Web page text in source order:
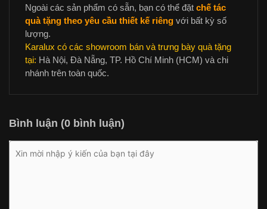
Ngoài các sản phẩm có sẵn, bạn có thể đặt chế tác
quà tặng theo yêu cầu thiết kế riêng với bất kỳ số
lượng.
Karalux có các showroom bán và trưng bày quà tặng
tại: Hà Nội, Đà Nẵng, TP. Hồ Chí Minh (HCM) và chi
nhánh trên toàn quốc.
Bình luận (0 bình luận)